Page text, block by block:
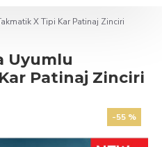
X Tipi Kar Patinaj Zinciri
Uyumlu
Patinaj Zinciri
-55 %